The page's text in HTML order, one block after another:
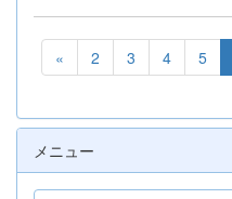
« 2 3 4 5
メニュー